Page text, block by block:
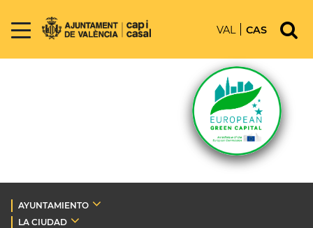
VAL CAS
AYUNTAMIENTO
LA CIUDAD